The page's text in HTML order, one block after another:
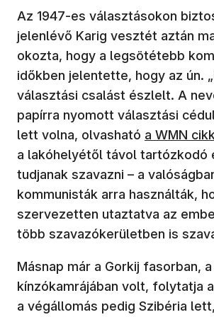
Az 1947-es választásokon
jelenlévő Karig vesztét aztán
okozta, hogy a legsötétebb
időkben jelentette, hogy az ún.
választási csalást észlelt. A
papírra nyomott választási
lett volna, olvasható (új
a WMN
a lakóhelyétől távol tartózkodó
tudjanak szavazni – a
kommunisták arra használták,
szervezetten utaztatva az
több szavazókerületben is
Másnap már a Gorkij fasorban,
kínzókamrájában volt, folytatja
a végállomás pedig Szibéria